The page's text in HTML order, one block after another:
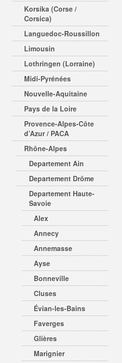
Korsika (Corse /
Corsica)
Languedoc-Roussillon
Limousin
Lothringen (Lorraine)
Midi-Pyrénées
Nouvelle-Aquitaine
Pays de la Loire
Provence-Alpes-Côte
d’Azur / PACA
Rhône-Alpes
Departement Ain
Departement Drôme
Departement Haute-
Savoie
Alex
Annecy
Annemasse
Ayse
Bonneville
Cluses
Évian-les-Bains
Faverges
Glières
Marignier